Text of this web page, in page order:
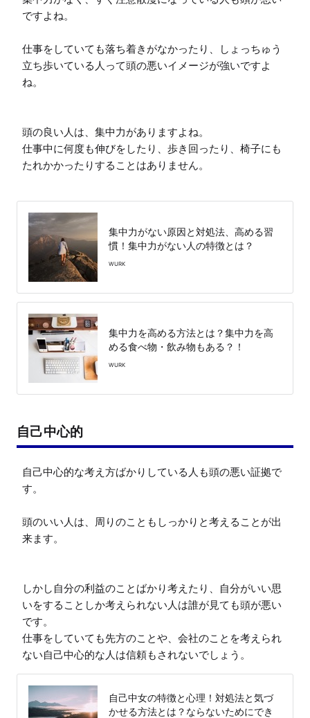
ですよね。
仕事をしていても落ち着きがなかったり、しょっちゅう
立ち歩いている人って頭の悪いイメージが強いですよ
ね。
頭の良い人は、集中力がありますよね。
仕事中に何度も伸びをしたり、歩き回ったり、椅子にも
たれかかったりすることはありません。
集中力がない原因と対処法、高める習
慣！集中力がない人の特徴とは？
WURK
集中力を高める方法とは？集中力を高
める食べ物・飲み物もある？！
WURK
自己中心的
自己中心的な考え方ばかりしている人も頭の悪い証拠で
す。
頭のいい人は、周りのこともしっかりと考えることが出
来ます。
しかし自分の利益のことばかり考えたり、自分がいい思
いをすることしか考えられない人は誰が見ても頭が悪い
です。
仕事をしていても先方のことや、会社のことを考えられ
ない自己中心的な人は信頼もされないでしょう。
自己中女の特徴と心理！対処法と気づ
かせる方法とは？ならないためにでき